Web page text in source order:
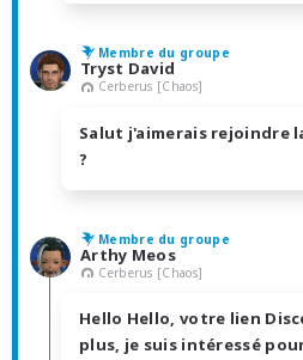
Membre du groupe
Tryst David
Cerberus [Chaos]
Salut j'aimerais rejoindre
?
Membre du groupe
Arthy Meos
Cerberus [Chaos]
Hello Hello, votre lien
plus, je suis intéressé